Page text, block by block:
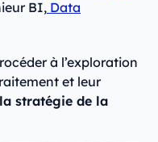
BI, Data
à l’exploration
et leur
stratégie de la